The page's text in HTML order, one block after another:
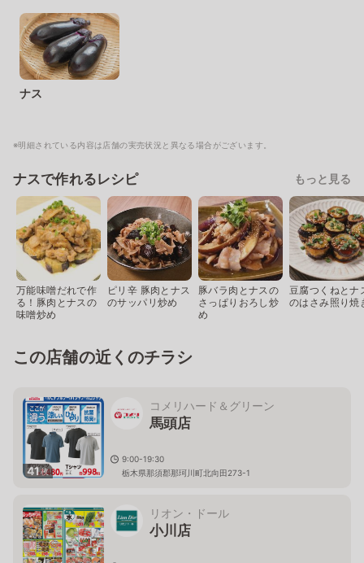
ナス
※明細されている内容は店舗の実売状況と異なる場合がございます。
ナスで作れるレシピ もっと見る
万能味噌だれで作
る！豚肉とナスの
味噌炒め
ピリ辛 豚肉とナス
のサッパリ炒め
豚バラ肉とナスの
さっぱりおろし炒
め
豆腐つくねとナ
のはさみ照り焼
この店舗の近くのチラシ
41枚
コメリハード＆グリーン
馬頭店
9:00-19:30
栃木県那須郡那珂川町北向田273-1
リオン・ドール
小川店